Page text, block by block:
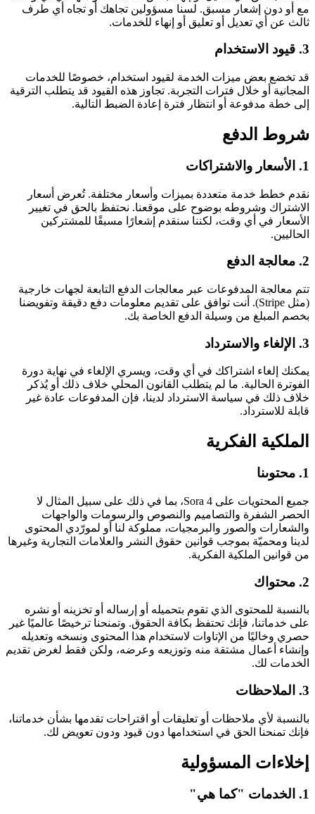
مع أو دون إشعار مسبق. لسنا مسؤولين تجاهك أو تجاه أي طرف
ثالث عن أي تعديل أو تعليق أو إنهاء للخدمات.
3. قيود الاستخدام
قد تخضع بعض ميزات الخدمة لقيود استخدام، خصوصًا للخدمات
المجانية أو خلال فترات التجربة. تجاوز هذه القيود قد يتطلب الترقية
إلى خطة مدفوعة أو انتظار فترة إعادة الضبط التالية.
شروط الدفع
1. الأسعار والاشتراكات
نقدم خطط خدمة متعددة بميزات وأسعار مختلفة. تُعرض أسعار
الاشتراك وشروطه بوضوح على موقعنا. نحتفظ بالحق في تغيير
الأسعار في أي وقت، لكننا سنقدم إشعارًا مسبقًا للمشتركين
الحاليين.
2. معالجة الدفع
تتم معالجة المدفوعات عبر معالجات الدفع التابعة لجهات خارجية
(مثل Stripe). أنت توافق على تقديم معلومات دفع دقيقة وتفويضنا
بخصم المبلغ من وسيلة الدفع الخاصة بك.
3. الإلغاء والاسترداد
يمكنك إلغاء اشتراكك في أي وقت، ويسري الإلغاء في نهاية دورة
الفوترة الحالية. ما لم يتطلب القانون المحلي خلاف ذلك أو يُذكر
خلاف ذلك في سياسة الاسترداد لدينا، فإن المدفوعات عادة غير
قابلة للاسترداد.
الملكية الفكرية
1. محتوىنا
جميع المحتويات على Sora 4، بما في ذلك على سبيل المثال لا
الحصر الشفرة والتصاميم والنصوص والرسومات والواجهات
والشعارات والصور والبرمجيات، مملوكة لنا أو لمورّدي المحتوى
لدينا ومحميّة بموجب قوانين حقوق النشر والعلامات التجارية وغيرها
من قوانين الملكية الفكرية.
2. محتواك
بالنسبة للمحتوى الذي تقوم بتحميله أو إرساله أو تخزينه أو نشره
على خدماتنا، فإنك تحتفظ بكافة الحقوق. وتمنحنا ترخيصًا عالميًا غير
حصري وخاليًا من الإتاوات لاستخدام هذا المحتوى ونسخه وتعديله
وإنشاء أعمال مشتقة منه وتوزيعه وعرضه، ولكن فقط لغرض تقديم
الخدمات لك.
3. الملاحظات
بالنسبة لأي ملاحظات أو تعليقات أو اقتراحات تقدمها بشأن خدماتنا،
فإنك تمنحنا الحق في استخدامها دون قيود ودون تعويض لك.
إخلاءات المسؤولية
1. الخدمات "كما هي"